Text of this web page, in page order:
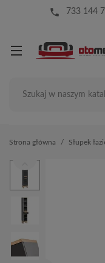
local_phone 733 144
Strona główna Słupek